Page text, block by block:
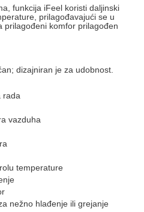
funkcija iFeel koristi daljinski
prilagođavajući se u
prilagođeni komfor prilagođen
dizajniran je za udobnost.
rada
vazduha
temperature
nežno hlađenje ili grejanje